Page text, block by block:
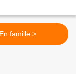
En famille >